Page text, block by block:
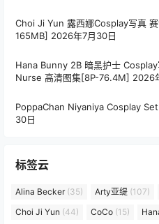
Choi Ji Yun 露西娜Cosplay写真
165MB] 2026年7月30日
Hana Bunny 2B 暗黑护士
Nurse 高清图集[8P-76.4M] 2026
PoppaChan Niyaniya Cosplay
30日
标签云
Alina Becker(35) Arty亚缇 (107)
Choi Ji Yun (44) CoCo (15)